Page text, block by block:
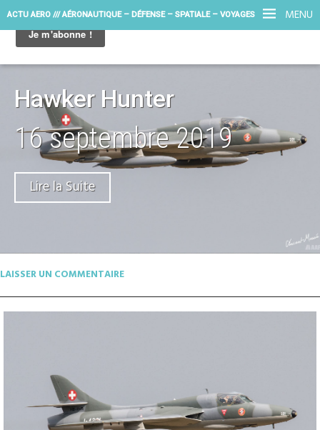
MENU
ACTU AERO /// AÉRONAUTIQUE – DÉFENSE – SPATIALE – VOYAGES
Hawker Hunter
16 septembre 2019
Lire la Suite
LAISSER UN COMMENTAIRE